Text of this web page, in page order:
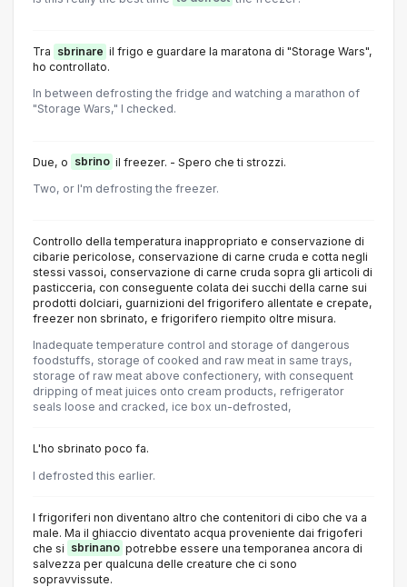
Tra sbrinare il frigo e guardare la maratona di "Storage Wars",
ho controllato.
In between defrosting the fridge and watching a marathon of
"Storage Wars," I checked.
Due, o sbrino il freezer. - Spero che ti strozzi.
Two, or I'm defrosting the freezer.
Controllo della temperatura inappropriato e conservazione di
cibarie pericolose, conservazione di carne cruda e cotta negli
stessi vassoi, conservazione di carne cruda sopra gli articoli di
pasticceria, con conseguente colata dei succhi della carne sui
prodotti dolciari, guarnizioni del frigorifero allentate e crepate,
freezer non sbrinato, e frigorifero riempito oltre misura.
Inadequate temperature control and storage of dangerous
foodstuffs, storage of cooked and raw meat in same trays,
storage of raw meat above confectionery, with consequent
dripping of meat juices onto cream products, refrigerator
seals loose and cracked, ice box un-defrosted,
L'ho sbrinato poco fa.
I defrosted this earlier.
I frigoriferi non diventano altro che contenitori di cibo che va a
male. Ma il ghiaccio diventato acqua proveniente dai frigoferi
che si sbrinano potrebbe essere una temporanea ancora di
salvezza per qualcuna delle creature che ci sono
sopravvissute.